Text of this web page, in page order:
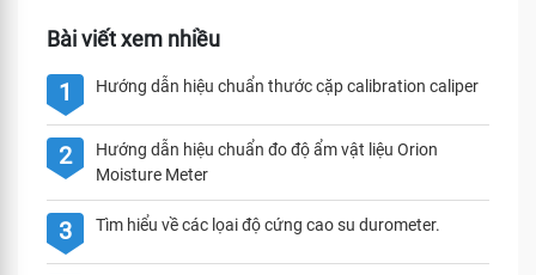
Bài viết xem nhiều
1 Hướng dẫn hiệu chuẩn thước cặp calibration caliper
2
Hướng dẫn hiệu chuẩn đo độ ẩm vật liệu Orion
Moisture Meter
3 Tìm hiểu về các lọai độ cứng cao su durometer.